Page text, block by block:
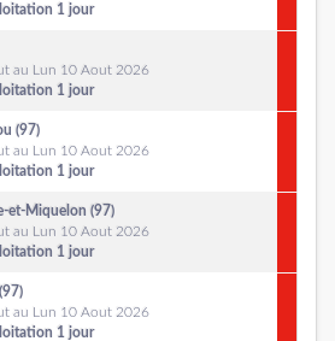
1 jour
au Lun 10 Aout 2026
1 jour
(97)
au Lun 10 Aout 2026
1 jour
et-Miquelon (97)
au Lun 10 Aout 2026
1 jour
au Lun 10 Aout 2026
1 jour